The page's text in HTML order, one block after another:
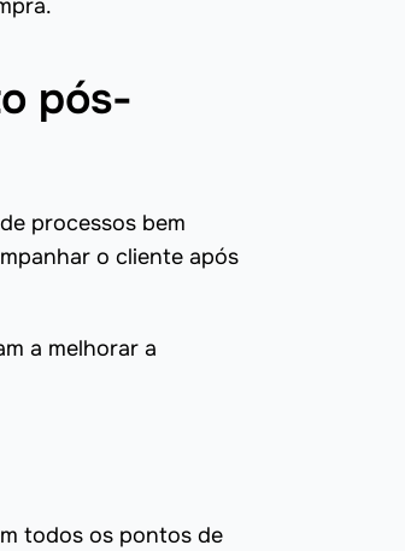
pós-
processos bem
o cliente após
a melhorar a
todos os pontos de